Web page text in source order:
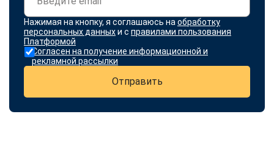
Нажимая на кнопку, я соглашаюсь на обработку
персональных данныхи с правилами пользования
Платформой
Согласен на получение информационной и
рекламной рассылки
Отправить